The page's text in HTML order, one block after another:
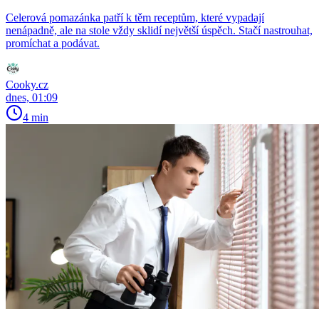
Celerová pomazánka patří k těm receptům, které vypadají
nenápadně, ale na stole vždy sklidí největší úspěch. Stačí nastrouhat,
promíchat a podávat.
Cooky.cz
dnes, 01:09
4 min